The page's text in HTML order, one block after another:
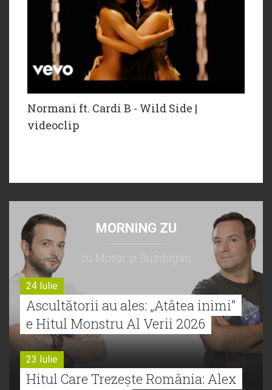
Normani ft. Cardi B - Wild Side |
videoclip
MORNING ZU
cu Morar şi Buzdugan
24 Iulie
Ascultătorii au ales: „Atâtea inimi”
e Hitul Monstru Al Verii 2026
23 Iulie
Hitul Care Trezește România: Alex